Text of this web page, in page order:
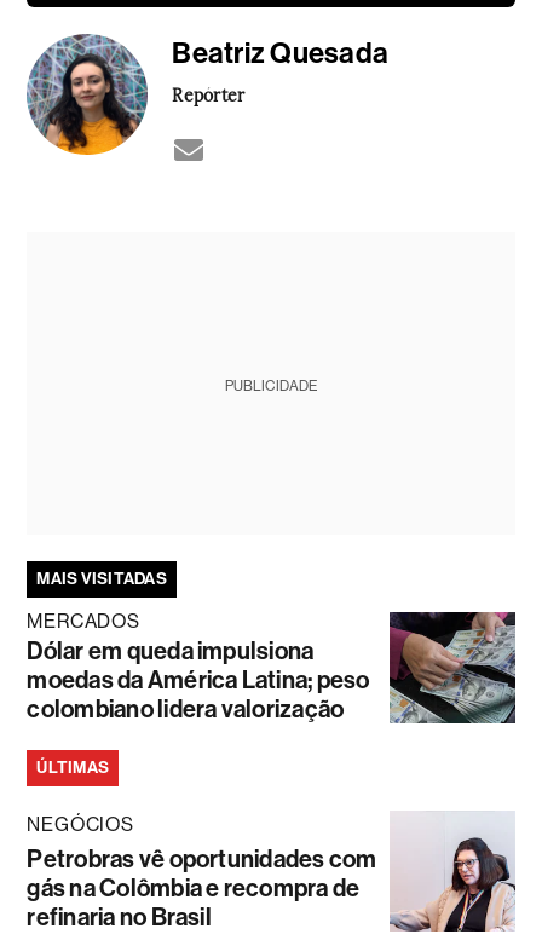
Beatriz Quesada
Repórter
PUBLICIDADE
MAIS VISITADAS
MERCADOS
Dólar em queda impulsiona
moedas da América Latina; peso
colombiano lidera valorização
ÚLTIMAS
NEGÓCIOS
Petrobras vê oportunidades com
gás na Colômbia e recompra de
refinaria no Brasil